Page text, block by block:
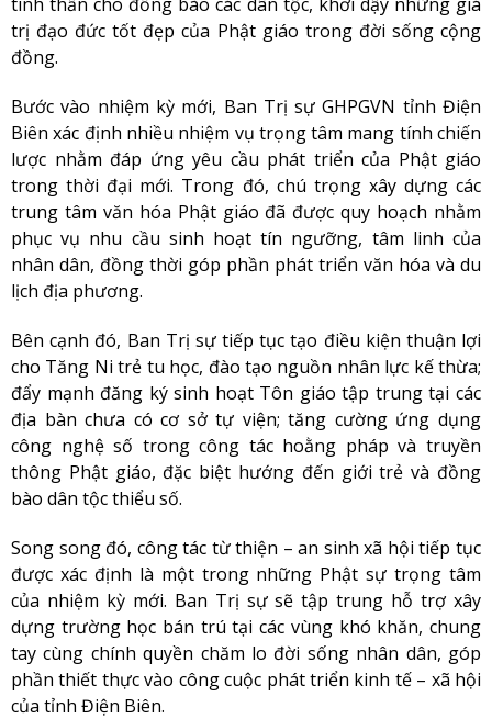
trị đạo đức tốt đẹp của Phật giáo trong đời sống cộng
đồng.
Bước vào nhiệm kỳ mới, Ban Trị sự GHPGVN tỉnh Điện
Biên xác định nhiều nhiệm vụ trọng tâm mang tính chiến
lược nhằm đáp ứng yêu cầu phát triển của Phật giáo
trong thời đại mới. Trong đó, chú trọng xây dựng các
trung tâm văn hóa Phật giáo đã được quy hoạch nhằm
phục vụ nhu cầu sinh hoạt tín ngưỡng, tâm linh của
nhân dân, đồng thời góp phần phát triển văn hóa và du
lịch địa phương.
Bên cạnh đó, Ban Trị sự tiếp tục tạo điều kiện thuận lợi
cho Tăng Ni trẻ tu học, đào tạo nguồn nhân lực kế thừa;
đẩy mạnh đăng ký sinh hoạt Tôn giáo tập trung tại các
địa bàn chưa có cơ sở tự viện; tăng cường ứng dụng
công nghệ số trong công tác hoằng pháp và truyền
thông Phật giáo, đặc biệt hướng đến giới trẻ và đồng
bào dân tộc thiểu số.
Song song đó, công tác từ thiện – an sinh xã hội tiếp tục
được xác định là một trong những Phật sự trọng tâm
của nhiệm kỳ mới. Ban Trị sự sẽ tập trung hỗ trợ xây
dựng trường học bán trú tại các vùng khó khăn, chung
tay cùng chính quyền chăm lo đời sống nhân dân, góp
phần thiết thực vào công cuộc phát triển kinh tế – xã hội
của tỉnh Điện Biên.